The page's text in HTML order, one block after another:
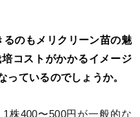
のもメリクリーン苗の魅
コストがかかるイメージ
っているのでしょうか。
株400〜500円が一般的な